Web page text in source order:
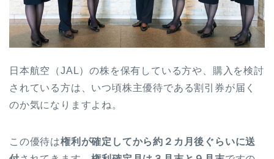
日本航空（JAL）の株を保有している方や、購入を検討
されている方は、いつ頃株主優待である割引券が届く
のか気になりますよね。
この優待は権利が確定してから約２カ月後ぐらいに送